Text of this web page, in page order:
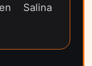
Salina